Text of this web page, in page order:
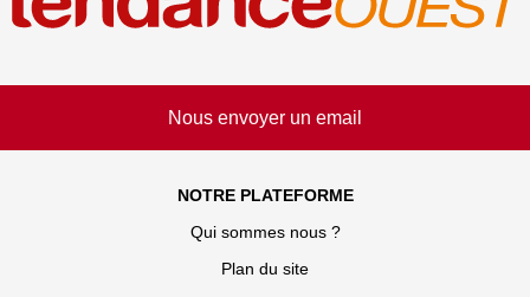
Nous envoyer un email
NOTRE PLATEFORME
Qui sommes nous ?
Plan du site